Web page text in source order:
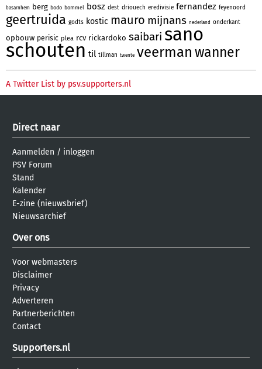
basarnhem berg bodo bommel bosz dest driouech eredivisie fernandez feyenoord
geertruida godts kostic mauro mijnans nederland onderkant
opbouw perisic plea rcv rickardoko saibari sano
schouten til tillman twente veerman wanner
A Twitter List by psv.supporters.nl
Direct naar
Aanmelden / inloggen
PSV Forum
Stand
Kalender
E-zine (nieuwsbrief)
Nieuwsarchief
Over ons
Voor webmasters
Disclaimer
Privacy
Adverteren
Partnerberichten
Contact
Supporters.nl